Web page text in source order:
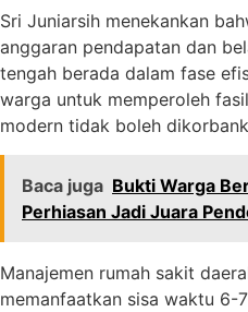
Sri Juniarsih menekankan
anggaran pendapatan dan
tengah berada dalam fase
warga untuk memperoleh
modern tidak boleh
Baca juga Bukti Warga
Perhiasan Jadi Juara
Manajemen rumah sakit
memanfaatkan sisa waktu 6-